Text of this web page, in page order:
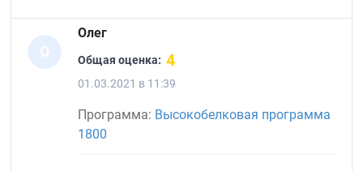
О
Олег
Общая оценка: 4
01.03.2021 в 11:39
Программа: Высокобелковая программа
1800